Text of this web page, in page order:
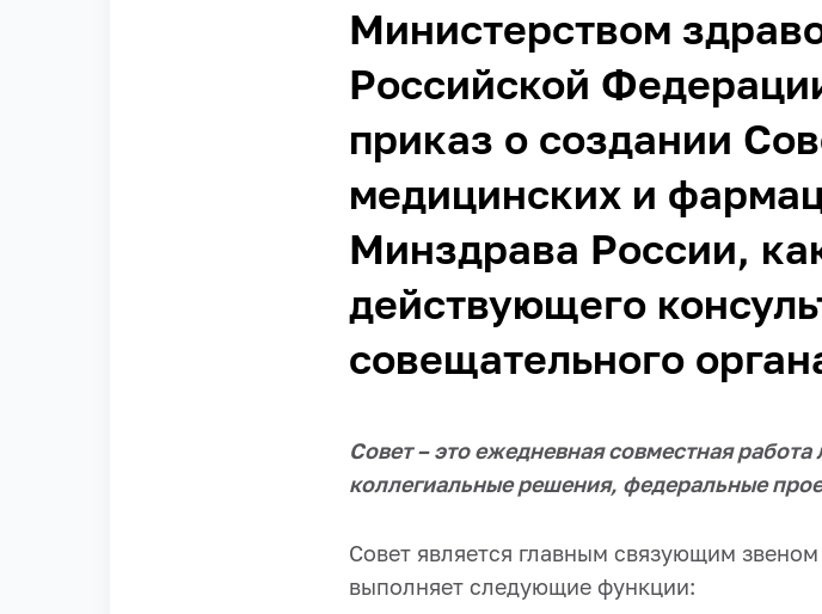
Министерством
Российской
приказ о создании
медицинских и
Минздрава России,
действующего
совещательного
Совет – это ежедневная совместная
коллегиальные решения, федеральные
Совет является главным связующим
выполняет следующие функции: